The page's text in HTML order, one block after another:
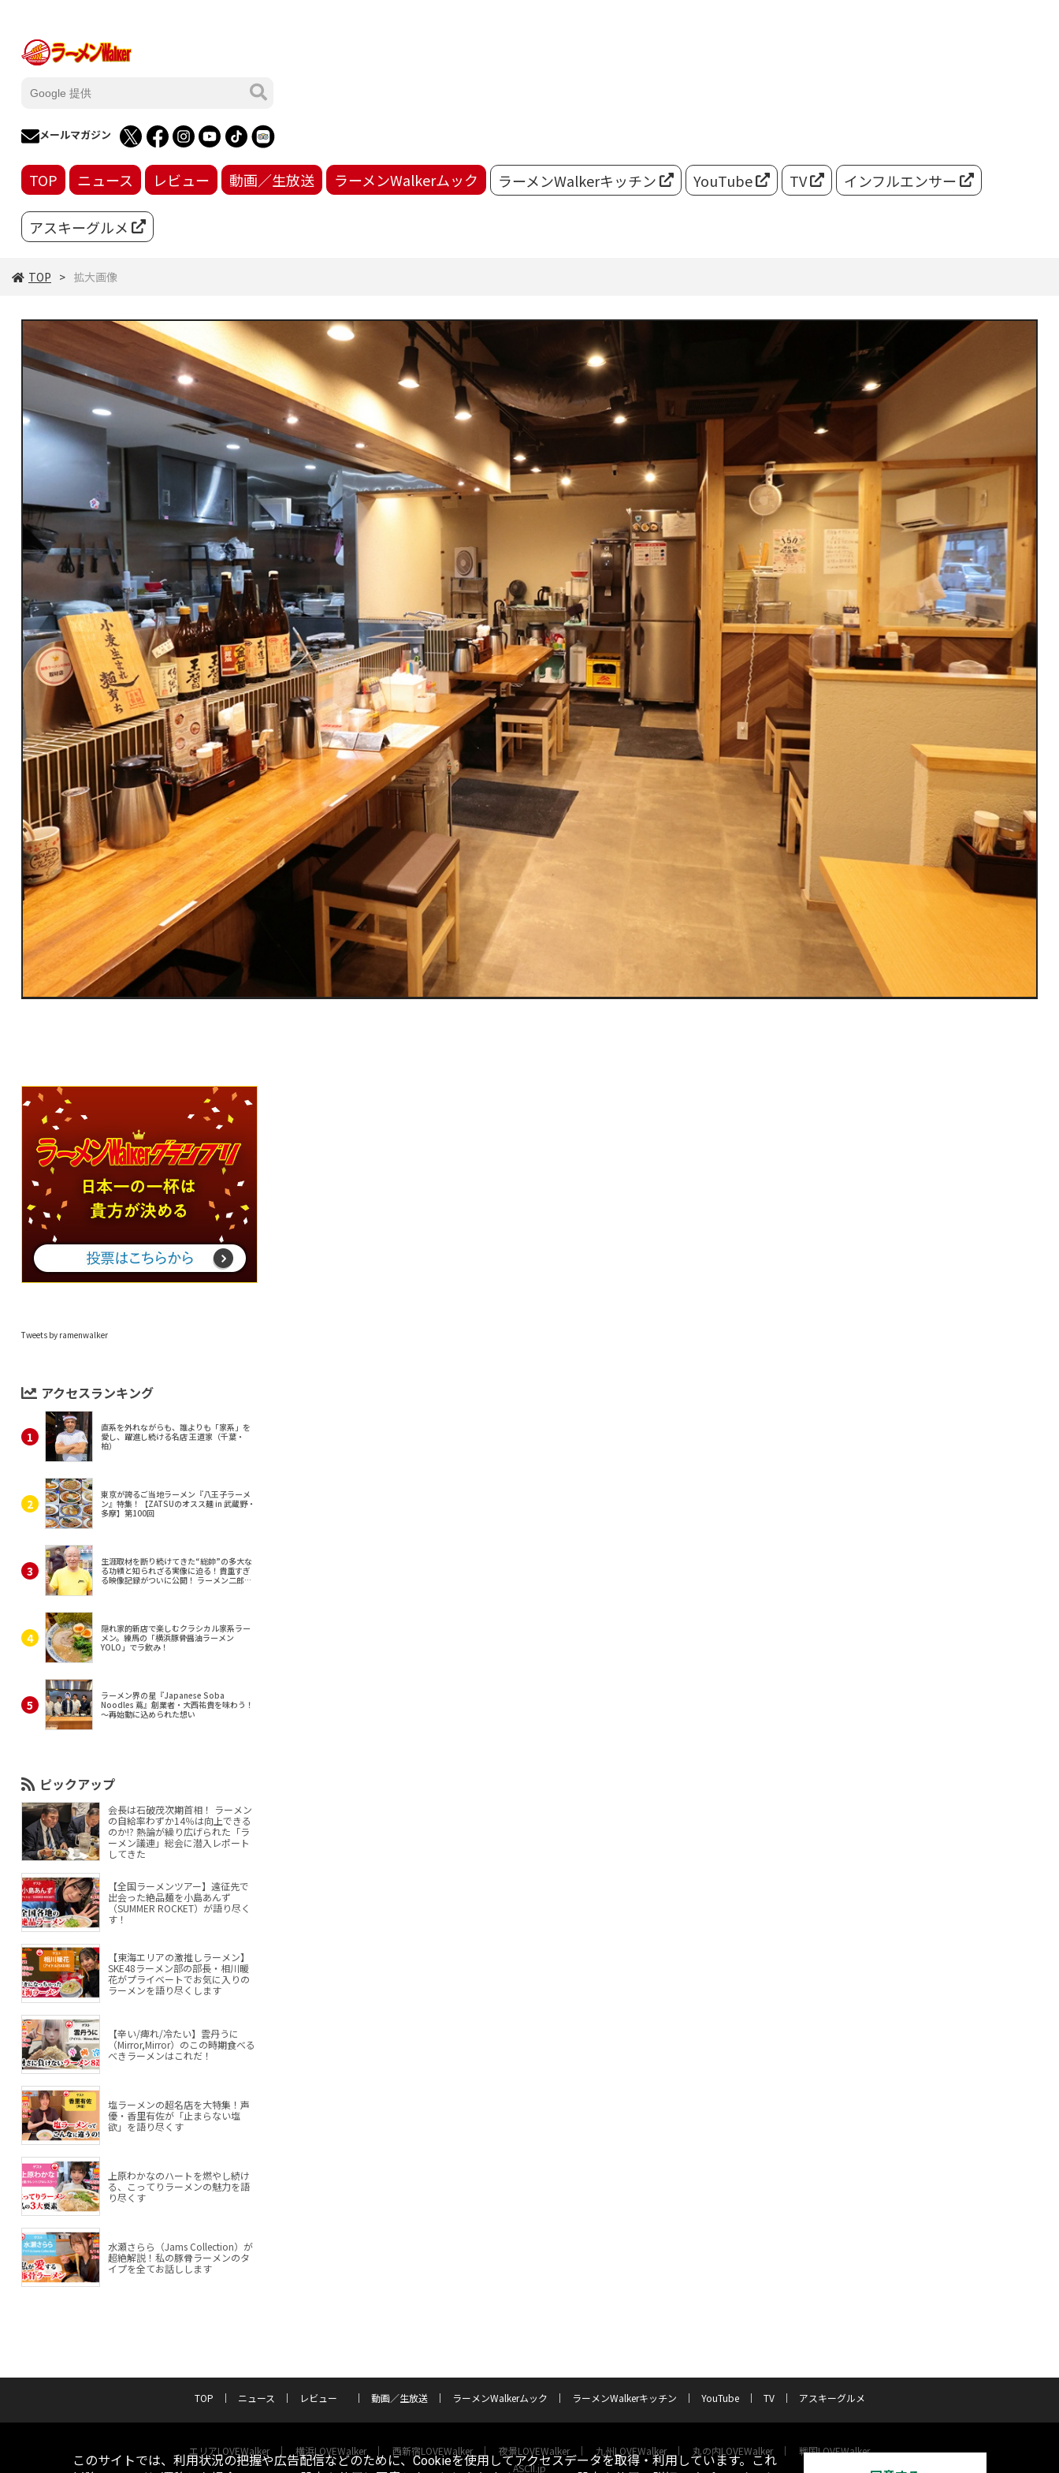
メールマガジン
TOP ニュース レビュー 動画／生放送 ラーメンWalkerムック ラーメンWalkerキッチン YouTube TV インフルエンサー
アスキーグルメ
TOP 拡大画像
Tweets by ramenwalker
アクセスランキング
直系を外れながらも、誰よりも「家系」を
愛し、躍進し続ける名店 王道家（千葉・
柏）
東京が誇るご当地ラーメン『八王子ラーメ
ン』特集！【ZATSUのオスス麺 in 武蔵野・
多摩】第100回
生涯取材を断り続けてきた“総帥”の多大な
る功績と知られざる実像に迫る！貴重すぎ
る映像記録がついに公開！ ラーメン二郎
隠れ家的新店で楽しむクラシカル家系ラー
メン。練馬の「横浜豚骨醤油ラーメン
YOLO」でラ飲み！
ラーメン界の星『Japanese Soba
Noodles 蔦』創業者・大西祐貴を味わう！
～再始動に込められた想い
ピックアップ
会長は石破茂次期首相！ ラーメン
の自給率わずか14％は向上できる
のか!? 熱論が繰り広げられた「ラ
ーメン議連」総会に潜入レポート
してきた
【全国ラーメンツアー】遠征先で
出会った絶品麺を小島あんず
（SUMMER ROCKET）が語り尽く
す！
【東海エリアの激推しラーメン】
SKE48ラーメン部の部長・相川暖
花がプライベートでお気に入りの
ラーメンを語り尽くします
【辛い/痺れ/冷たい】雲丹うに
（Mirror,Mirror）のこの時期食べる
べきラーメンはこれだ！
塩ラーメンの超名店を大特集！声
優・香里有佐が「止まらない塩
欲」を語り尽くす
上原わかなのハートを燃やし続け
る、こってりラーメンの魅力を語
り尽くす
水瀬さらら（Jams Collection）が
超絶解説！私の豚骨ラーメンのタ
イプを全てお話しします
TOP ニュース レビュー 動画／生放送 ラーメンWalkerムック ラーメンWalkerキッチン YouTube TV アスキーグルメ
エリアLOVEWalker 横浜LOVEWalker 西新宿LOVEWalker 夜景LOVEWalker 九州LOVEWalker 丸の内LOVEWalker
戦国LOVEWalker
ASCII.jp
このサイトでは、利用状況の把握や広告配信などのために、Cookieを使用してアクセスデータを取得・利用しています。これ